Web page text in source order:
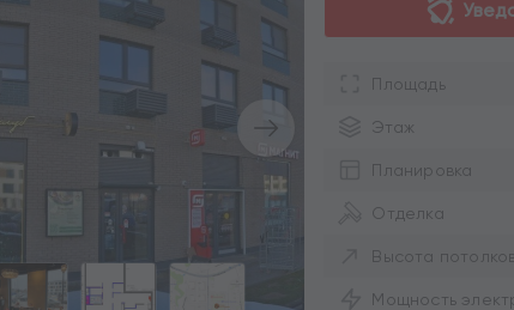
Площадь
Этаж
Планировка
Отделка
Высота
Мощность